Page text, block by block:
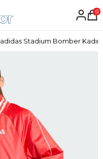
0
adidas Stadium Bomber